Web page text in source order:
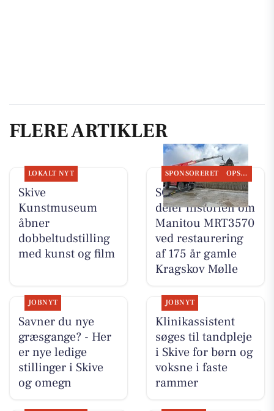
FLERE ARTIKLER
LOKALT NYT
Skive
Kunstmuseum
åbner
dobbeltudstilling
med kunst og film
SPONSORERET OPSLAGSTAVLEN
SCANTRUCK A/S
deler historien om
Manitou MRT3570
ved restaurering
af 175 år gamle
Kragskov Mølle
JOBNYT
Savner du nye
græsgange? - Her
er nye ledige
stillinger i Skive
og omegn
JOBNYT
Klinikassistent
søges til tandpleje
i Skive for børn og
voksne i faste
rammer